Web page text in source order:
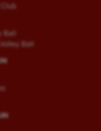
Ball
Ball